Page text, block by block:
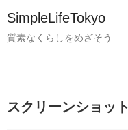
SimpleLifeTokyo
質素なくらしをめざそう
スクリーンショッ